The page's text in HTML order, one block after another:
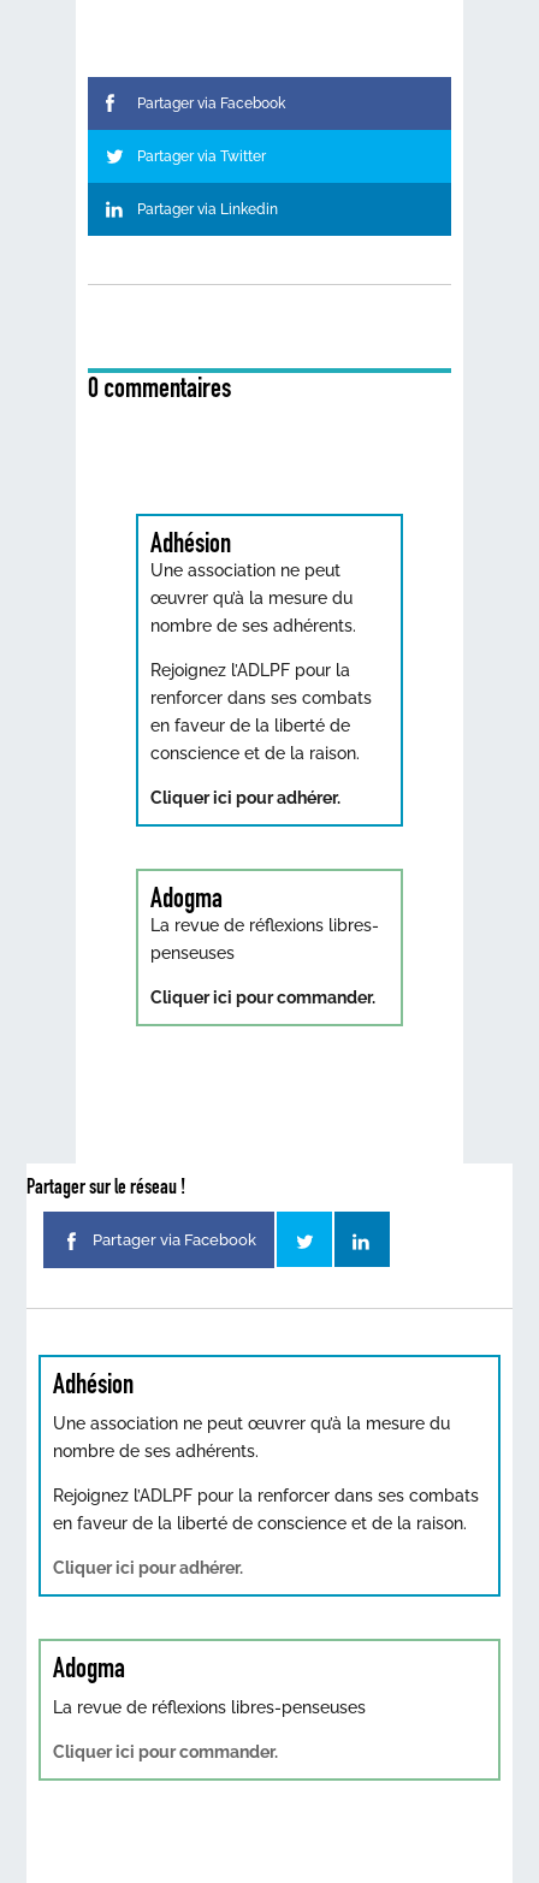
Partager via Facebook
Partager via Twitter
Partager via Linkedin
0 commentaires
Adhésion
Une association ne peut
œuvrer qu’à la mesure du
nombre de ses adhérents.
Rejoignez l’ADLPF pour la
renforcer dans ses combats
en faveur de la liberté de
conscience et de la raison.
Cliquer ici pour adhérer.
Adogma
La revue de réflexions libres-
penseuses
Cliquer ici pour commander.
Partager sur le réseau !
Partager via Facebook
Adhésion
Une association ne peut œuvrer qu’à la mesure du
nombre de ses adhérents.
Rejoignez l’ADLPF pour la renforcer dans ses combats
en faveur de la liberté de conscience et de la raison.
Cliquer ici pour adhérer.
Adogma
La revue de réflexions libres-penseuses
Cliquer ici pour commander.